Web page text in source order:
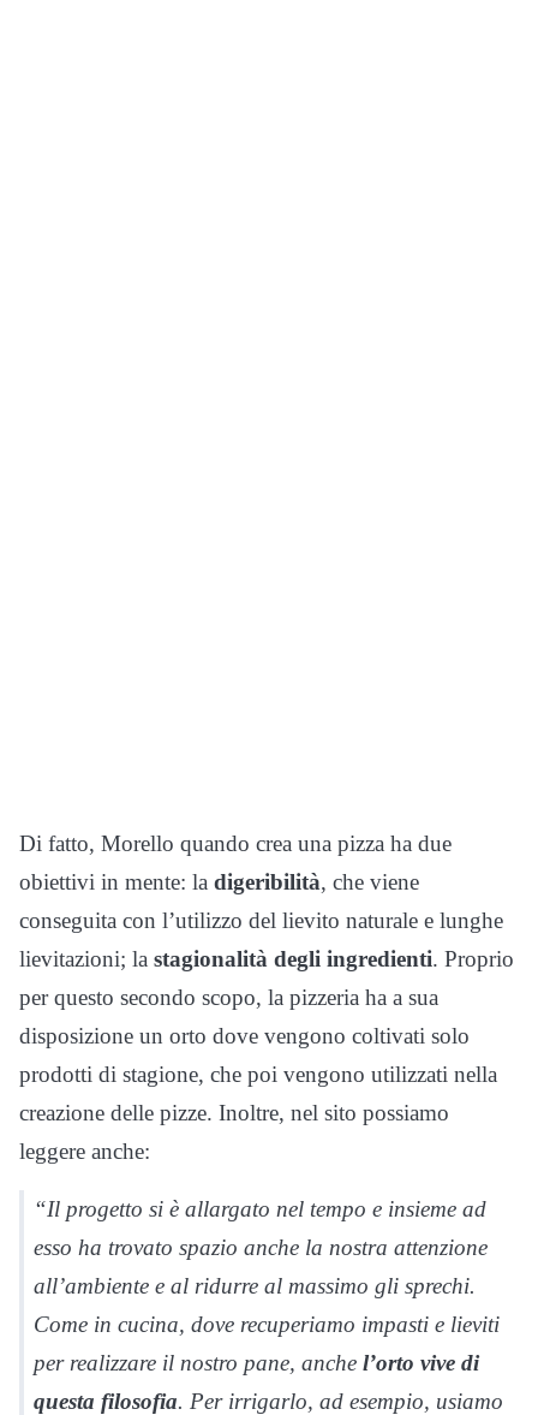
Di fatto, Morello quando crea una pizza ha due
obiettivi in mente: la digeribilità, che viene
conseguita con l’utilizzo del lievito naturale e lunghe
lievitazioni; la stagionalità degli ingredienti. Proprio
per questo secondo scopo, la pizzeria ha a sua
disposizione un orto dove vengono coltivati solo
prodotti di stagione, che poi vengono utilizzati nella
creazione delle pizze. Inoltre, nel sito possiamo
leggere anche:
“Il progetto si è allargato nel tempo e insieme ad
esso ha trovato spazio anche la nostra attenzione
all’ambiente e al ridurre al massimo gli sprechi.
Come in cucina, dove recuperiamo impasti e lieviti
per realizzare il nostro pane, anche l’orto vive di
questa filosofia. Per irrigarlo, ad esempio, usiamo